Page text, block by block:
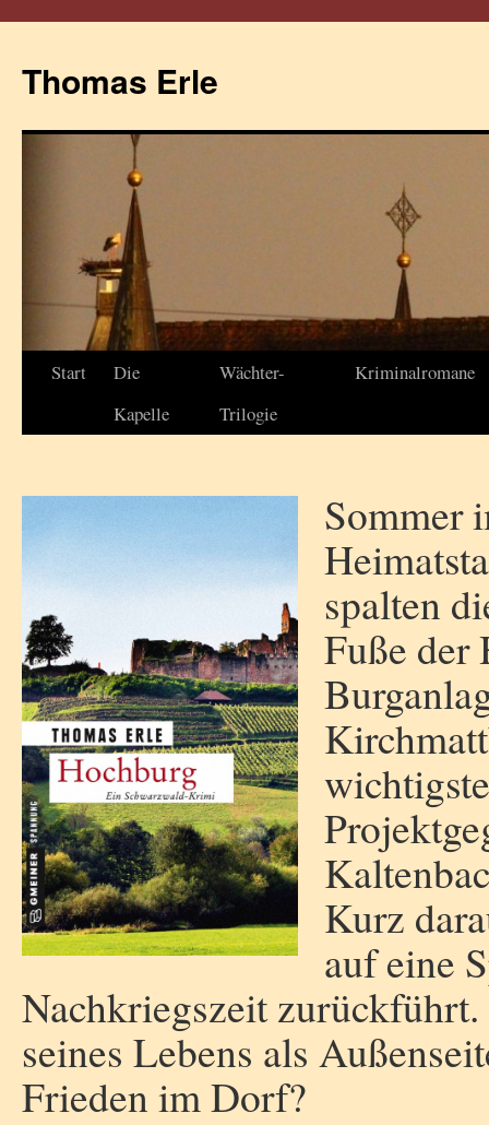
Thomas Erle
Start
Die
Kapelle
Wächter-
Trilogie
Kriminalromane
Sommer
spalten
Fuße der
Kurz
auf eine
Nachkriegszeit
seines Lebens als
Frieden im Dorf?